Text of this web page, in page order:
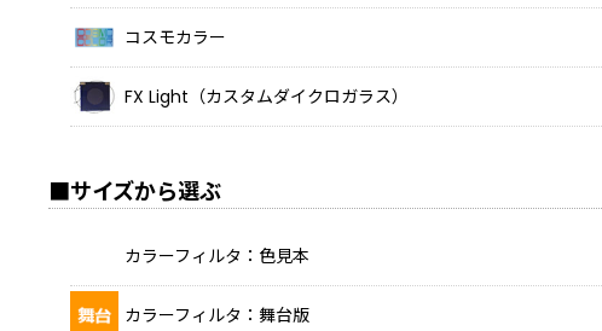
コスモカラー
FX Light（カスタムダイクロガラス）
■サイズから選ぶ
カラーフィルタ：色見本
カラーフィルタ：舞台版